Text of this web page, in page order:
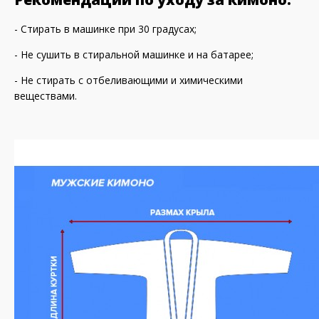
- Стирать в машинке при 30 градусах;
- Не сушить в стиральной машинке и на батарее;
- Не стирать с отбеливающими и химическими
веществами.